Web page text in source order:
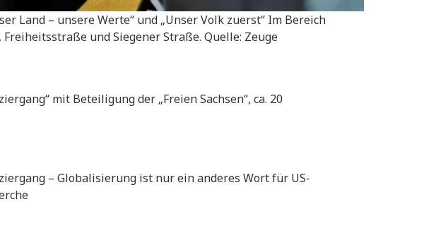
Land – unsere Werte“ und „Unser Volk zuerst“ Im Bereich
und Siegener Straße. Quelle: Zeuge
mit Beteiligung der „Freien Sachsen“, ca. 20
– Globalisierung ist nur ein anderes Wort für US-